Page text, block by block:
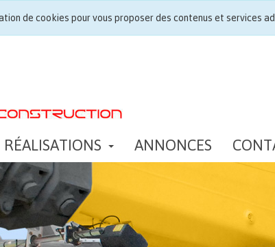
de cookies pour vous proposer des contenus et services
RÉALISATIONS ANNONCES